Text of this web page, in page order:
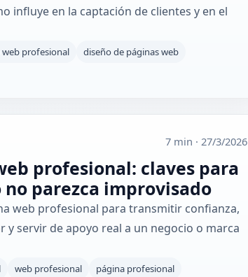
influye en la captación de clientes y en el
web profesional diseño de páginas web
7 min · 27/3/2026
profesional: claves para
parezca improvisado
web profesional para transmitir confianza,
y servir de apoyo real a un negocio o marca
web profesional página profesional